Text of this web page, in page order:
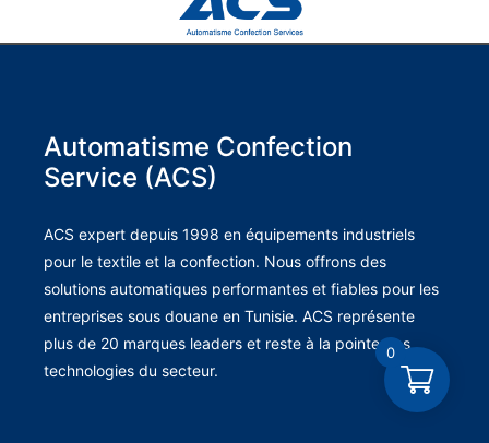
Automatisme Confection
Service (ACS)
ACS expert depuis 1998 en équipements industriels
pour le textile et la confection. Nous offrons des
solutions automatiques performantes et fiables pour les
entreprises sous douane en Tunisie. ACS représente
plus de 20 marques leaders et reste à la pointe des
technologies du secteur.
0